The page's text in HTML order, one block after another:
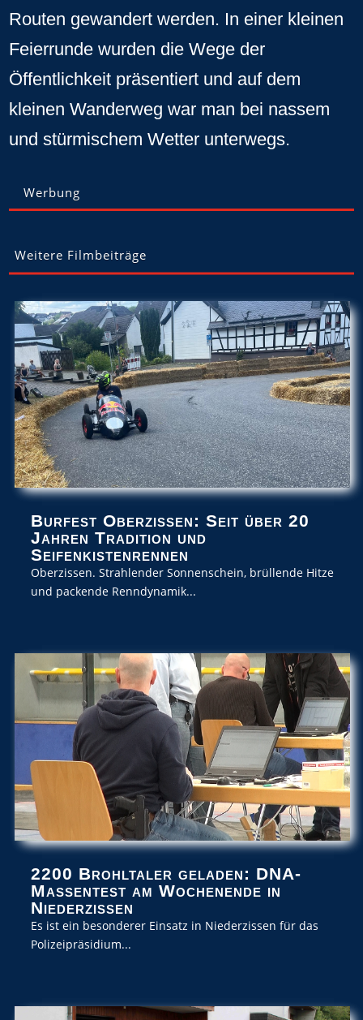
Routen gewandert werden. In einer kleinen
Feierrunde wurden die Wege der
Öffentlichkeit präsentiert und auf dem
kleinen Wanderweg war man bei nassem
und stürmischem Wetter unterwegs.
Werbung
Weitere Filmbeiträge
Burfest Oberzissen: Seit über 20
Jahren Tradition und
Seifenkistenrennen
Oberzissen. Strahlender Sonnenschein, brüllende Hitze
und packende Renndynamik...
2200 Brohltaler geladen: DNA-
Massentest am Wochenende in
Niederzissen
Es ist ein besonderer Einsatz in Niederzissen für das
Polizeipräsidium...